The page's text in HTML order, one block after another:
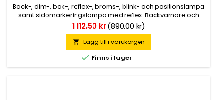
Back-, dim-, bak-, reflex-, broms-, blink- och positionslampa
samt sidomarkeringslampa med reflex. Backvarnare och
skyltbelysning till vissa modeller. Se artikellista för rätt
utförande. Kabelingång med 7-polig AMP-kontakt med
runda stift på sidan. M8 fästbultar. Originalmonterad på
Volvo.
Pris
1 112,50 kr (890,00 kr)
 Lägg till i varukorgen
 Finns i lager